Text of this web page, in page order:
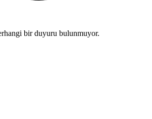
bir duyuru bulunmuyor.